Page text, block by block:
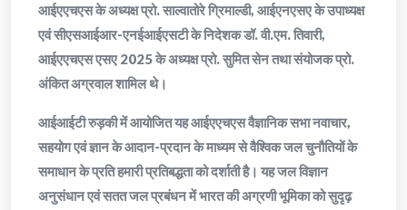
आईएएचएस के अध्यक्ष प्रो. साल्वातोरे ग्रिमाल्डी, आईएनएसए के उपाध्यक्ष
एवं सीएसआईआर-एनईआईएसटी के निदेशक डॉ. वी.एम. तिवारी,
आईएएचएस एसए 2025 के अध्यक्ष प्रो. सुमित सेन तथा संयोजक प्रो.
अंकित अग्रवाल शामिल थे।
आईआईटी रुड़की में आयोजित यह आईएएचएस वैज्ञानिक सभा नवाचार,
सहयोग एवं ज्ञान के आदान-प्रदान के माध्यम से वैश्विक जल चुनौतियों के
समाधान के प्रति हमारी प्रतिबद्धता को दर्शाती है। यह जल विज्ञान
अनुसंधान एवं सतत जल प्रबंधन में भारत की अग्रणी भूमिका को सुदृढ़